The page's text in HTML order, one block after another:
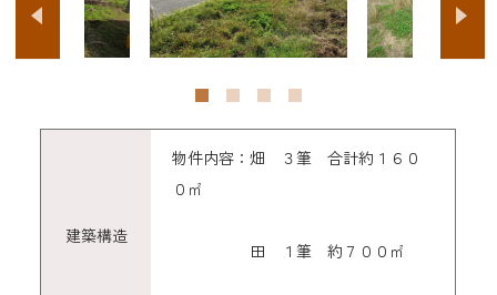
建築構造
物件内容：畑 ３筆 合計約１６０
０㎡
田 １筆 約７００㎡